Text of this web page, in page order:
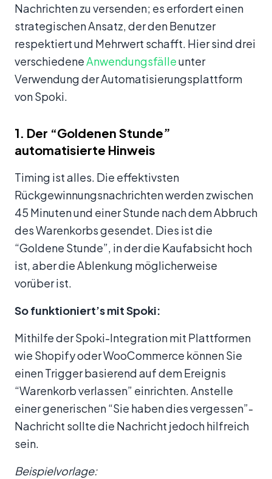
Nachrichten zu versenden; es erfordert einen
strategischen Ansatz, der den Benutzer
respektiert und Mehrwert schafft. Hier sind drei
verschiedeneAnwendungsfälleunter
Verwendung der Automatisierungsplattform
von Spoki.
1. Der “Goldenen Stunde”
automatisierte Hinweis
Timing ist alles. Die effektivsten
Rückgewinnungsnachrichten werden zwischen
45 Minuten und einer Stunde nach dem Abbruch
des Warenkorbs gesendet. Dies ist die
“Goldene Stunde”, in der die Kaufabsicht hoch
ist, aber die Ablenkung möglicherweise
vorüber ist.
So funktioniert’s mit Spoki:
Mithilfe der Spoki-Integration mit Plattformen
wie Shopify oder WooCommerce können Sie
einen Trigger basierend auf dem Ereignis
“Warenkorb verlassen” einrichten. Anstelle
einer generischen “Sie haben dies vergessen”-
Nachricht sollte die Nachricht jedoch hilfreich
sein.
Beispielvorlage: